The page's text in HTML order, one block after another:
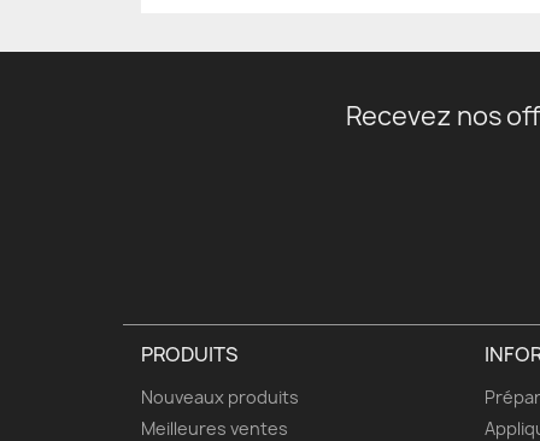
Recevez nos
PRODUITS
Nouveaux produits
Meilleures ventes